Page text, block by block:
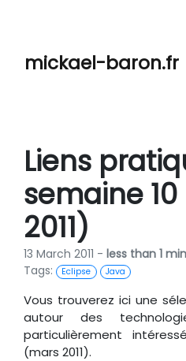
mickael-baron.fr
Liens
semaine
2011)
13 March 2011 - less than 1
Tags:
Eclipse Java
Vous trouverez ici une
autour des
particulièrement
(mars 2011).